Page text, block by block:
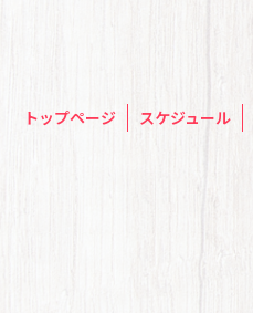
トップページ スケジュール